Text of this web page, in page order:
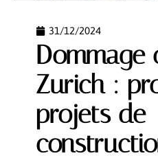
31/12/2024
Dommage
Zurich :
projets de